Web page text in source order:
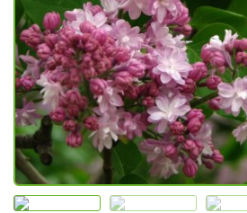
UKRASNE TRAVE
HORTENZIJE
LJEKOVITO I ZAČINSKO
VOĆE / BOBIČASTO VOĆE
Sjeme
Sjeme povrća
Rajčice